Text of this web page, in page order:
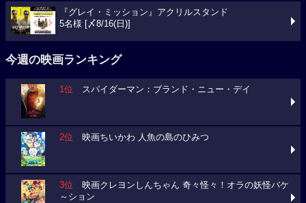
『グレイ・ミッション』アクリルスタンド
5名様 [〆8/16(日)]
今週の映画ランキング
1位 スパイダーマン：ブランド・ニュー・デイ
2位 映画ちいかわ 人魚の島のひみつ
3位 映画クレヨンしんちゃん 奇々怪々！オラの妖怪バケ
～ション